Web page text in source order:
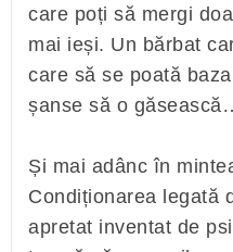
care poți să mergi
mai ieși. Un bărbat
care să se poată
șanse să o
Și mai adânc în
Condiționarea legată
apretat inventat de